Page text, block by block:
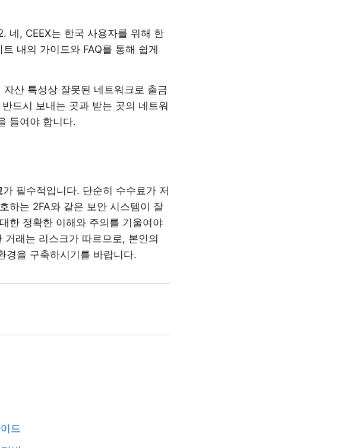
네, CEEX는 한국 사용자를 위해 한
내의 가이드와 FAQ를 통해 쉽게
산 특성상 잘못된 네트워크로 출금
드시 보내는 곳과 받는 곳의 네트워
들여야 합니다.
가 필수적입니다. 단순히 수수료가 저
하는 2FA와 같은 보안 시스템이 잘
한 정확한 이해와 주의를 기울여야
래는 리스크가 따르므로, 본인의
경을 구축하시기를 바랍니다.
드